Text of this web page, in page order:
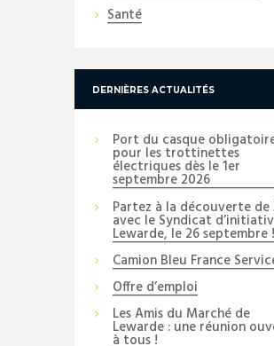
Santé
DERNIÈRES ACTUALITÉS
Port du casque
pour les trottinettes
électriques dès le 1er
septembre 2026
Partez à la découverte de
avec le Syndicat
Lewarde, le 26 septembre !
Camion Bleu France
Offre d’emploi
Les Amis du Marché de
Lewarde : une réunion
à tous !